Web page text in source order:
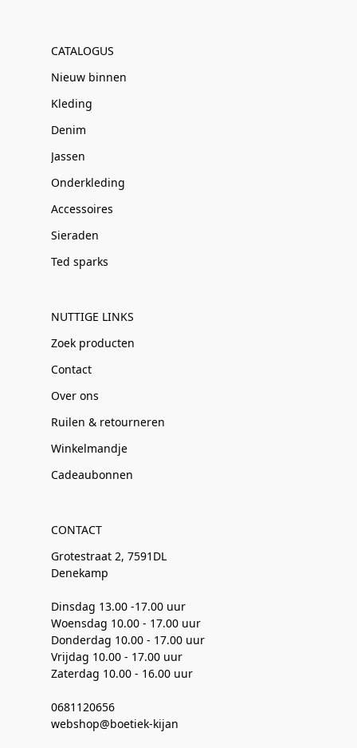
CATALOGUS
Nieuw binnen
Kleding
Denim
Jassen
Onderkleding
Accessoires
Sieraden
Ted sparks
NUTTIGE LINKS
Zoek producten
Contact
Over ons
Ruilen & retourneren
Winkelmandje
Cadeaubonnen
CONTACT
Grotestraat 2, 7591DL
Denekamp
Dinsdag 13.00 -17.00 uur
Woensdag 10.00 - 17.00 uur
Donderdag 10.00 - 17.00 uur
Vrijdag 10.00 - 17.00 uur
Zaterdag 10.00 - 16.00 uur
0681120656
webshop@boetiek-kijan